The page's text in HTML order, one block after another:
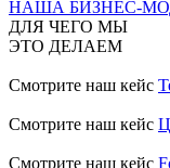
НАША БИЗНЕС-
ДЛЯ ЧЕГО МЫ
ЭТО ДЕЛАЕМ
Смотрите наш кейс
Смотрите наш кейс
Смотрите наш кейс